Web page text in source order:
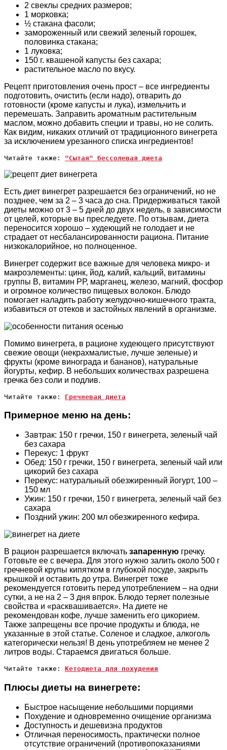
2 свеклы средних размеров;
1 морковка;
½ стакана фасоли;
замороженный или свежий зеленый горошек,
половинка стакана;
1 луковка;
150 г. квашеной капусты без сахара;
растительное масло по вкусу.
Рецепт приготовления очень прост – все ингредиенты
подготовить, очистить (если надо), отварить до
готовности (кроме капусты и лука), измельчить и
перемешать. Заправить ароматным растительным
маслом, можно добавить специи и травы, но не солить.
Как видим, никаких отличий от традиционного винегрета
за исключением урезанного списка ингредиентов!
Читайте также: "Сытая" бессолевая диета
Есть диет винегрет разрешается без ограничений, но не
позднее, чем за 2 – 3 часа до сна. Придерживаться такой
диеты можно от 3 – 5 дней до двух недель, в зависимости
от целей, которые вы преследуете. По отзывам, диета
переносится хорошо – худеющий не голодает и не
страдает от несбалансированности рациона. Питание
низкокалорийное, но полноценное.
Винегрет содержит все важные для человека микро- и
макроэлементы: цинк, йод, калий, кальций, витамины
группы В, витамин РР, марганец, железо, магний, фосфор
и огромное количество пищевых волокон. Блюдо
помогает наладить работу желудочно-кишечного тракта,
избавиться от отеков и застойных явлений в организме.
Помимо винегрета, в рационе худеющего присутствуют
свежие овощи (некрахмалистые, лучше зеленые) и
фрукты (кроме винограда и бананов), натуральные
йогурты, кефир. В небольших количествах разрешена
гречка без соли и подлив.
Читайте также: Гречневая диета
Примерное меню на день:
Завтрак: 150 г гречки, 150 г винегрета, зеленый чай
без сахара
Перекус: 1 фрукт
Обед: 150 г гречки, 150 г винегрета, зеленый чай или
цикорий без сахара
Перекус: натуральный обезжиренный йогурт, 100 –
150 мл
Ужин: 150 г гречки, 150 г винегрета, зеленый чай без
сахара
Поздний ужин: 200 мл обезжиренного кефира.
В рацион разрешается включать запаренную гречку.
Готовьте ее с вечера. Для этого нужно залить около 500 г
гречневой крупы кипятком в глубокой посуде, закрыть
крышкой и оставить до утра. Винегрет тоже
рекомендуется готовить перед употреблением – на одни
сутки, а не на 2 – 3 дня впрок. Блюдо теряет полезные
свойства и «расквашивается». На диете не
рекомендован кофе, лучше заменить его цикорием.
Также запрещены все прочие продукты и блюда, не
указанные в этой статье. Соленое и сладкое, алкоголь
категорически нельзя! В день употребляем не менее 2
литров воды. Стараемся двигаться больше.
Читайте также: Кетодиета для похудения
Плюсы диеты на винегрете:
Быстрое насыщение небольшими порциями
Похудение и одновременно очищение организма
Доступность и дешевизна продуктов
Отличная переносимость, практически полное
отсутствие ограничений (противопоказаниями